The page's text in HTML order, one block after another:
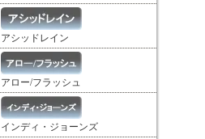
アシッドレイン
アロー/フラッシュ
インディ・ジョーンズ